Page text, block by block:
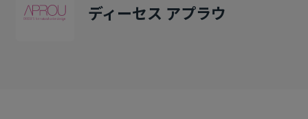
ディーセス アプラウ